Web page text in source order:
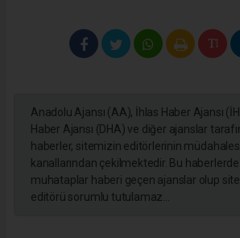
Anadolu Ajansı (AA), İhlas Haber Ajansı
Haber Ajansı (DHA) ve diğer ajanslar
haberler, sitemizin editörlerinin
kanallarından çekilmektedir. Bu
muhataplar haberi geçen ajanslar olup
editörü sorumlu tutulamaz...